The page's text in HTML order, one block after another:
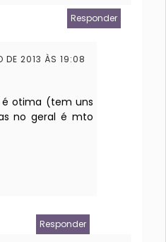
Responder
DE 2013 ÀS 19:08
é otima (tem uns
no geral é mto
Responder